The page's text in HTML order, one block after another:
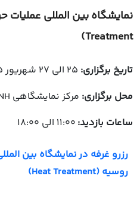
Treatment)
تاریخ برگزاری:
محل برگزاری: مرکز نمایشگاهی VDNH مسکو
ساعات بازدید:
رزرو غرفه در نمایشگاه بین
روسیه (Heat Treatment)